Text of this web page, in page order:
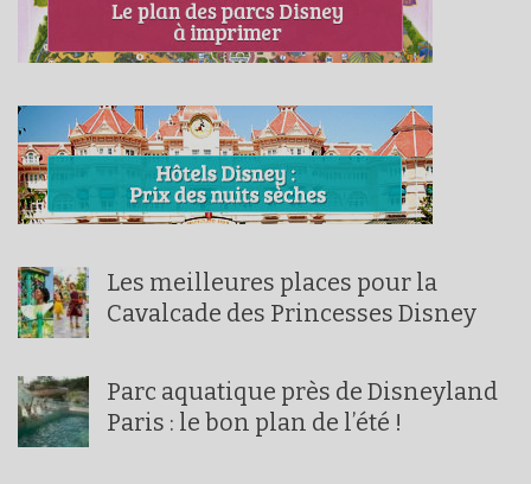
Les meilleures places pour la
Cavalcade des Princesses Disney
Parc aquatique près de Disneyland
Paris : le bon plan de l’été !